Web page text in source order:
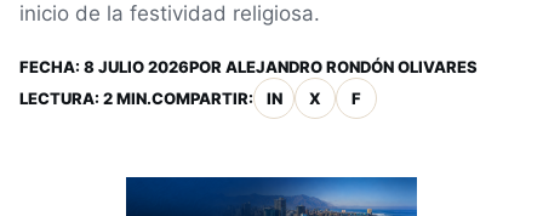
inicio de la festividad religiosa.
FECHA: 8 JULIO 2026POR ALEJANDRO RONDÓN OLIVARES
LECTURA: 2 MIN.COMPARTIR: IN X F